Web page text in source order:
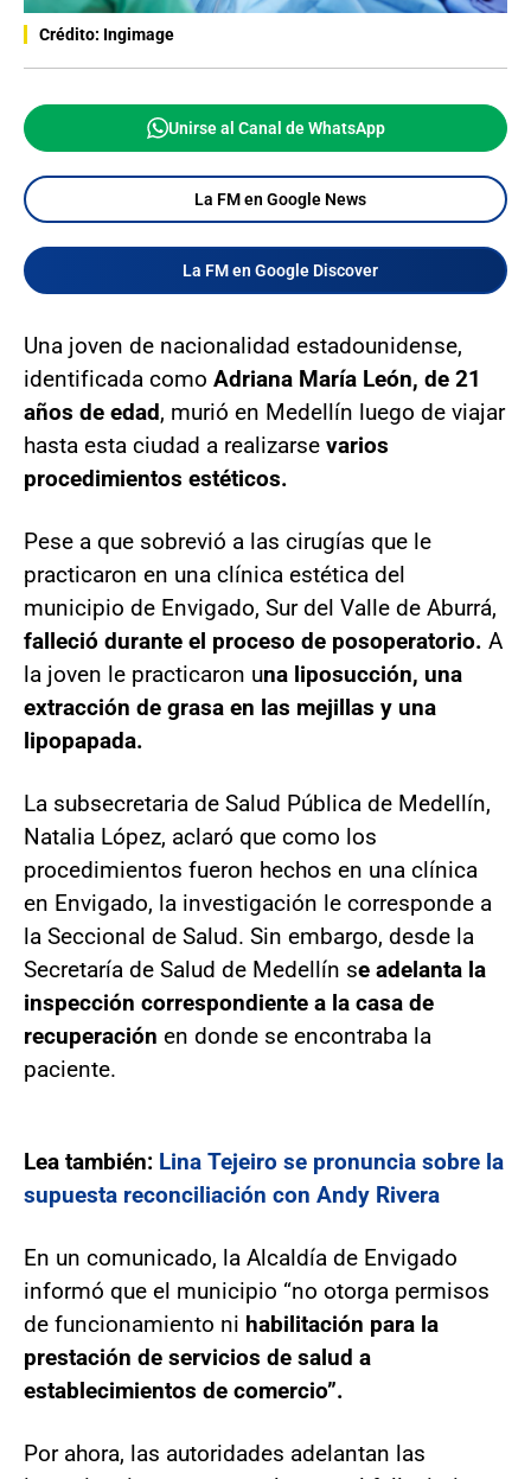
Crédito: Ingimage
Unirse al Canal de WhatsApp
La FM en Google News
La FM en Google Discover
Una joven de nacionalidad estadounidense,
identificada como Adriana María León, de 21
años de edad, murió en Medellín luego de viajar
hasta esta ciudad a realizarse varios
procedimientos estéticos.
Pese a que sobrevió a las cirugías que le
practicaron en una clínica estética del
municipio de Envigado, Sur del Valle de Aburrá,
falleció durante el proceso de posoperatorio. A
la joven le practicaron una liposucción, una
extracción de grasa en las mejillas y una
lipopapada.
La subsecretaria de Salud Pública de Medellín,
Natalia López, aclaró que como los
procedimientos fueron hechos en una clínica
en Envigado, la investigación le corresponde a
la Seccional de Salud. Sin embargo, desde la
Secretaría de Salud de Medellín se adelanta la
inspección correspondiente a la casa de
recuperación en donde se encontraba la
paciente.
Lea también: Lina Tejeiro se pronuncia sobre la
supuesta reconciliación con Andy Rivera
En un comunicado, la Alcaldía de Envigado
informó que el municipio “no otorga permisos
de funcionamiento ni habilitación para la
prestación de servicios de salud a
establecimientos de comercio”.
Por ahora, las autoridades adelantan las